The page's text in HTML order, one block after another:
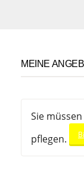
MEINE
Sie
pflegen.